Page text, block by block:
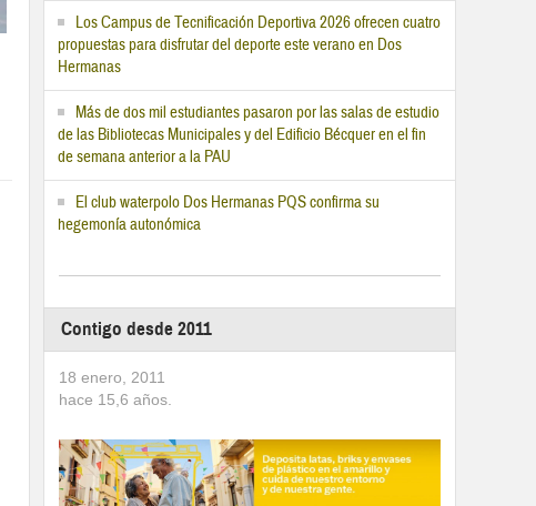
Los Campus de Tecnificación Deportiva 2026 ofrecen cuatro
propuestas para disfrutar del deporte este verano en Dos
Hermanas
Más de dos mil estudiantes pasaron por las salas de estudio
de las Bibliotecas Municipales y del Edificio Bécquer en el fin
de semana anterior a la PAU
El club waterpolo Dos Hermanas PQS confirma su
hegemonía autonómica
Contigo desde 2011
18 enero, 2011
hace 15,6 años.